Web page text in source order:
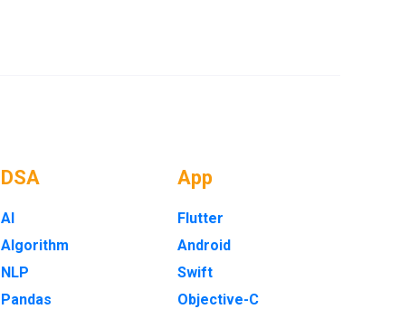
DSA
AI
Algorithm
NLP
Pandas
App
Flutter
Android
Swift
Objective-C